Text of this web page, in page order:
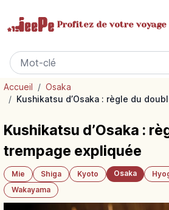
Profitez de votrevoyage
Accueil / Osaka
/ Kushikatsu d’Osaka : règle du
Kushikatsu d’Osaka :
trempage expliquée
Mie Shiga Kyoto Osaka
Wakayama